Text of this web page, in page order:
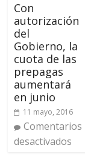
Con
autorización
del
Gobierno, la
cuota de las
prepagas
aumentará
en junio
11 mayo, 2016
Comentarios
desactivados